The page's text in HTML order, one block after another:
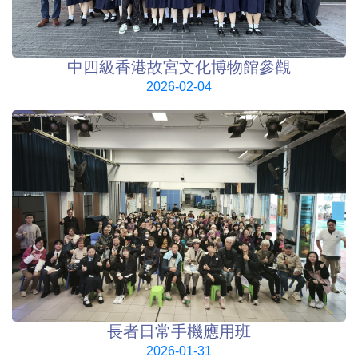
中四級香港故宮文化博物館參觀
2026-02-04
長者日常手機應用班
2026-01-31